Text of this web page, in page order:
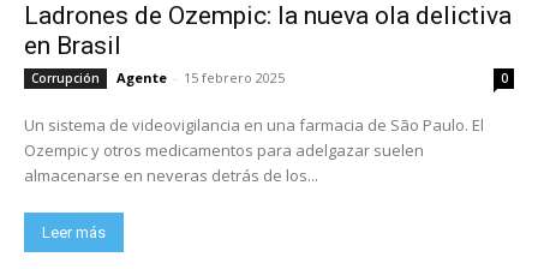
Ladrones de Ozempic: la nueva ola delictiva
en Brasil
Corrupción Agente - 15 febrero 2025 0
Un sistema de videovigilancia en una farmacia de São Paulo. El
Ozempic y otros medicamentos para adelgazar suelen
almacenarse en neveras detrás de los...
Leer más